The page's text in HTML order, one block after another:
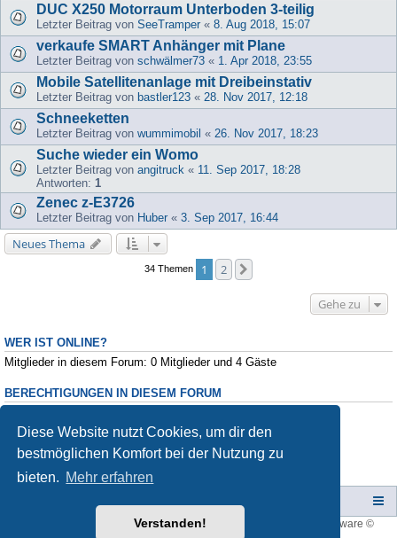
Diese Website nutzt Cookies, um dir den
bestmöglichen Komfort bei der Nutzung zu
bieten. Mehr erfahren
Verstanden!
DUC X250 Motorraum Unterboden 3-teilig
Letzter Beitrag von SeeTramper « 8. Aug 2018, 15:07
verkaufe SMART Anhänger mit Plane
Letzter Beitrag von schwälmer73 « 1. Apr 2018, 23:55
Mobile Satellitenanlage mit Dreibeinstativ
Letzter Beitrag von bastler123 « 28. Nov 2017, 12:18
Schneeketten
Letzter Beitrag von wummimobil « 26. Nov 2017, 18:23
Suche wieder ein Womo
Letzter Beitrag von angitruck « 11. Sep 2017, 18:28
Antworten: 1
Zenec z-E3726
Letzter Beitrag von Huber « 3. Sep 2017, 16:44
Neues Thema
34 Themen 1 2
Gehe zu
WER IST ONLINE?
Mitglieder in diesem Forum: 0 Mitglieder und 4 Gäste
BERECHTIGUNGEN IN DIESEM FORUM
Du darfst keineAntworten zu Themen in diesem Forum erstellen.
Du darfst deine Beiträge in diesem Forum
Du darfst deine Beiträge in diesem Forumnichtlöschen.
Du darfst keineDateianhänge in diesem Forum erstellen.
forum tricolor,Powered by
® Forum Software ©